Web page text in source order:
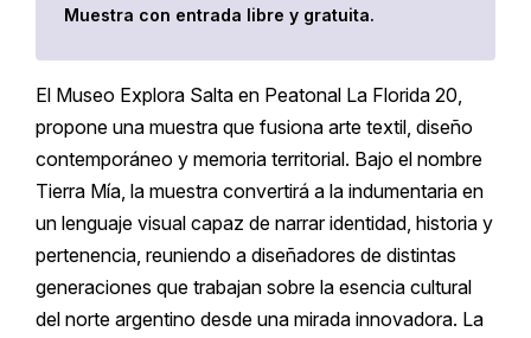
Muestra con entrada libre y gratuita.
El Museo Explora Salta en Peatonal La Florida 20,
propone una muestra que fusiona arte textil, diseño
contemporáneo y memoria territorial. Bajo el nombre
Tierra Mía, la muestra convertirá a la indumentaria en
un lenguaje visual capaz de narrar identidad, historia y
pertenencia, reuniendo a diseñadores de distintas
generaciones que trabajan sobre la esencia cultural
del norte argentino desde una mirada innovadora. La